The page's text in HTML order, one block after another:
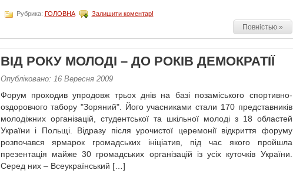
Рубрика: ГОЛОВНА Залишити коментар!
Повністью »
ВІД РОКУ МОЛОДІ – ДО РОКІВ ДЕМОКРАТІЇ
Опубліковано: 16 Вересня 2009
Форум проходив упродовж трьох днів на базі позаміського спортивно-
оздоровчого табору "Зоряний". Його учасниками стали 170 представників
молодіжних організацій, студентської та шкільної молоді з 18 областей
України і Польщі. Відразу після урочистої церемонії відкриття форуму
розпочався ярмарок громадських ініціатив, під час якого пройшла
презентація майже 30 громадських організацій із усіх куточків України.
Серед них – Всеукраїнський […]